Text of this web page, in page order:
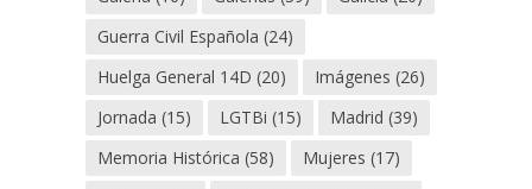
Guerra Civil Española (24)
Huelga General 14D (20) Imágenes (26)
Jornada (15) LGTBi (15) Madrid (39)
Memoria Histórica (58) Mujeres (17)